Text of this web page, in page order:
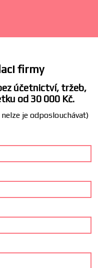
firmy
účetnictví, tržeb,
od 30 000 Kč.
je odposlouchávat)